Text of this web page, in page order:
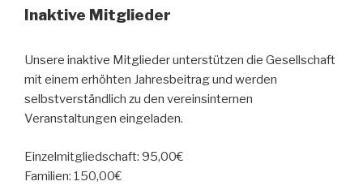
Inaktive Mitglieder
Unsere inaktive Mitglieder unterstützen die Gesellschaft
mit einem erhöhten Jahresbeitrag und werden
selbstverständlich zu den vereinsinternen
Veranstaltungen eingeladen.
Einzelmitgliedschaft: 95,00€
Familien: 150,00€